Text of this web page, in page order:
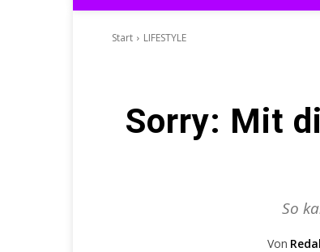
Start LIFESTYLE
Sorry: Mit
So
Von